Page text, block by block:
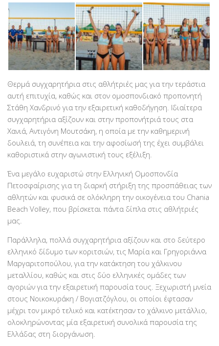
Θερμά συγχαρητήρια στις αθλήτριές μας για την τεράστια
αυτή επιτυχία, καθώς και στον ομοσπονδιακό προπονητή
Στάθη Χανδρινό για την εξαιρετική καθοδήγηση. Ιδιαίτερα
συγχαρητήρια αξίζουν και στην προπονήτριά τους στα
Χανιά, Αντιγόνη Μουτσάκη, η οποία με την καθημερινή
δουλειά, τη συνέπεια και την αφοσίωσή της έχει συμβάλει
καθοριστικά στην αγωνιστική τους εξέλιξη.
Ένα μεγάλο ευχαριστώ στην Ελληνική Ομοσπονδία
Πετοσφαίρισης για τη διαρκή στήριξη της προσπάθειας των
αθλητών και φυσικά σε ολόκληρη την οικογένεια του Chania
Beach Volley, που βρίσκεται πάντα δίπλα στις αθλήτριές
μας.
Παράλληλα, πολλά συγχαρητήρια αξίζουν και στο δεύτερο
ελληνικό δίδυμο των κοριτσιών, τις Μαρία και Γρηγοριάννα
Μαργαριτοπούλου, για την κατάκτηση του χάλκινου
μεταλλίου, καθώς και στις δύο ελληνικές ομάδες των
αγοριών για την εξαιρετική παρουσία τους. Ξεχωριστή μνεία
στους Νοικοκυράκη / Βογιατζόγλου, οι οποίοι έφτασαν
μέχρι τον μικρό τελικό και κατέκτησαν το χάλκινο μετάλλιο,
ολοκληρώνοντας μία εξαιρετική συνολικά παρουσία της
Ελλάδας στη διοργάνωση.